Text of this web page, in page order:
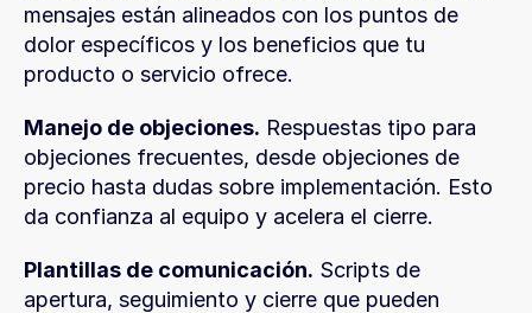
mensajes están alineados con los puntos de
dolor específicos y los beneficios que tu
producto o servicio ofrece.
Manejo de objeciones. Respuestas tipo para
objeciones frecuentes, desde objeciones de
precio hasta dudas sobre implementación. Esto
da confianza al equipo y acelera el cierre.
Plantillas de comunicación. Scripts de
apertura, seguimiento y cierre que pueden